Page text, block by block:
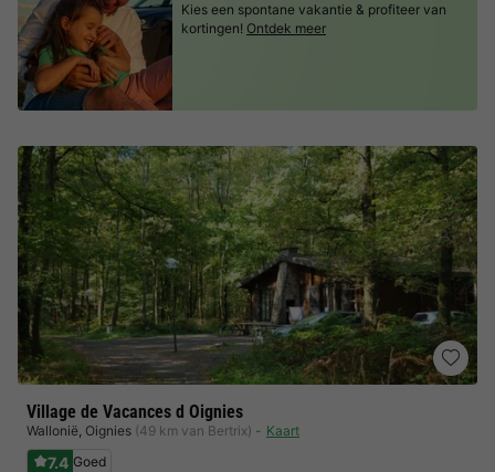
Village de Vacances d Oignies
Wallonië, Oignies (49 km van Bertrix) Kaart
7.4 Goed
Kies een spontane vakantie & profiteer van
kortingen! Ontdek meer